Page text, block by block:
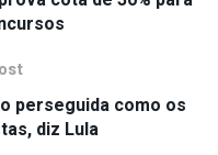
perseguida como os
diz Lula